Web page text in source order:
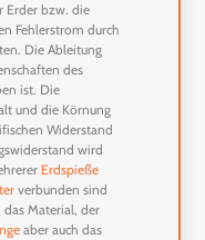
Erder bzw. die
Fehlerstrom durch
Die Ableitung
des
ist. Die
und die Körnung
Widerstand
wird
Erdspieße
verbunden sind
Material, der
aber auch das